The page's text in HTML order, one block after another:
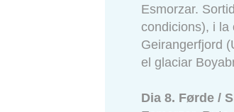
Esmorzar.
condicions), i la
Geirangerfjord
el glaciar
Dia 8. Førde /